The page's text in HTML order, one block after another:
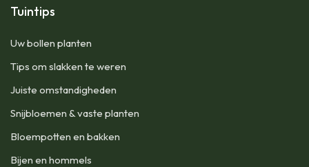
Tuintips
Uw bollen planten
Tips om slakken te weren
Juiste omstandigheden
Snijbloemen & vaste planten
Bloempotten en bakken
Bijen en hommels